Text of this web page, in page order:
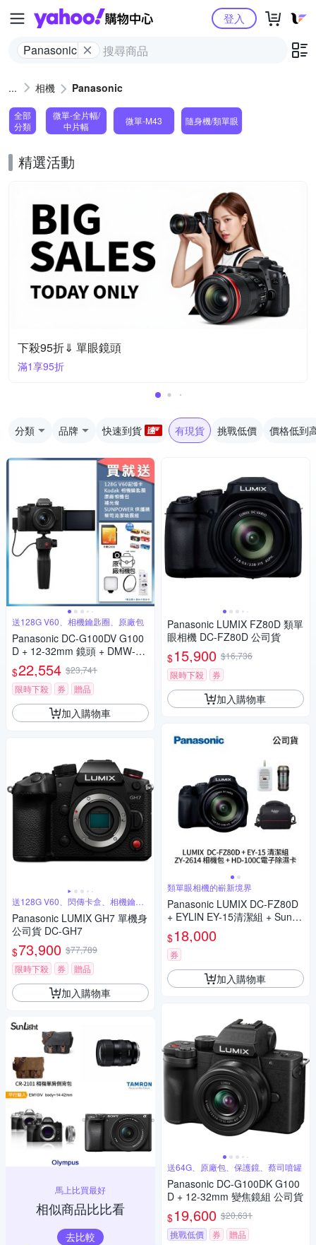
Yahoo購物中心
Panasonic
登入
相機 Panasonic
全部
分類
微單-全片幅/
中片幅
微單-M43 隨身機/類單眼
精選活動
下殺95折⇓ 單眼鏡頭
滿1享95折
分類 品牌 快速到貨 有現貨 挑戰低價 價格低到
送128G V60、相機鑰匙圈、原廠包
Panasonic DC-G100DV G100
D + 12-32mm 鏡頭 + DMW-SH
GR2 三腳架握把組 公司貨
$22,554 $23,741
限時下殺
券 贈品
加入購物車
送128G V60、閃傳卡盒、相機鑰匙
圈
Panasonic LUMIX GH7 單機身
公司貨 DC-GH7
$73,900 $77,789
限時下殺
券 贈品
加入購物車
馬上比買最好
相似商品比比看
去比較
Panasonic LUMIX FZ80D 類單
眼相機 DC-FZ80D 公司貨
$15,900 $16,736
限時下殺
券
加入購物車
類單眼相機的嶄新境界
Panasonic LUMIX DC-FZ80D
+ EYLIN EY-15清潔組 + SunLi
ght ZY-2614相機包 + EirMai 銳
瑪 HD-100C電子除濕卡 FZ80
D (公司貨)
$18,000
券
加入購物車
送64G、原廠包、保護鏡、蔡司噴罐
Panasonic DC-G100DK G100
D + 12-32mm 變焦鏡組 公司貨
$19,600 $20,631
挑戰低價
券 贈品